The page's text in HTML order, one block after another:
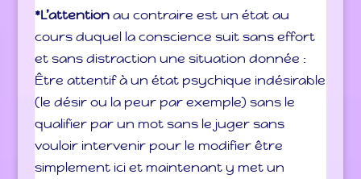
*L’attentionau contraire est un état au
cours duquel la conscience suit sans effort
et sans distraction une situation donnée :
Être attentif à un état psychique indésirable
(le désir ou la peur par exemple) sans le
qualifier par un mot sans le juger sans
vouloir intervenir pour le modifier être
simplement ici et maintenant y met un